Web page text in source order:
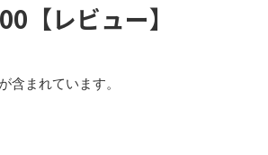
【レビュー】
含まれています。